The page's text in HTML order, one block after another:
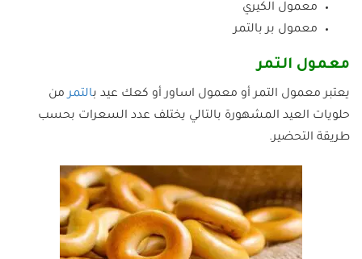
معمول الكيري
معمول بر بالتمر
معمول التمر
يعتبر معمول التمر أو معمول اساور أو كعك عيد بالتمرمن
حلويات العيد المشهورة بالتالي يختلف عدد السعرات بحسب
طريقة التحضير.